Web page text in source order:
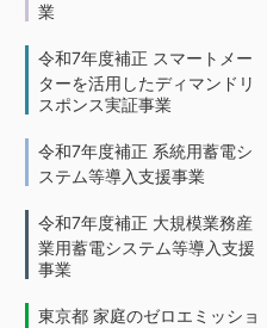
業
令和7年度補正 スマートメー
ターを活用したディマンドリ
スポンス実証事業
令和7年度補正 系統用蓄電シ
ステム等導入支援事業
令和7年度補正 大規模業務産
業用蓄電システム等導入支援
事業
東京都 家庭のゼロエミッショ